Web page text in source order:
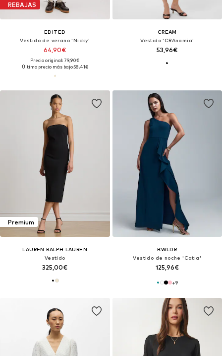
REBAJAS
EDITED
Vestido de verano 'Nicky'
64,90€
Precio original: 79,90€
Último precio más bajo:58,41€
CREAM
Vestido 'CRAnamia'
53,96€
Premium
LAUREN RALPH LAUREN
Vestido
325,00€
BWLDR
Vestido de noche 'Catia'
125,96€
+9